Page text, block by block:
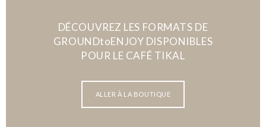
DÉCOUVREZ LES FORMATS DE
GROUNDtoENJOY DISPONIBLES
POUR LE CAFÉ TIKAL
ALLER À LA BOUTIQUE